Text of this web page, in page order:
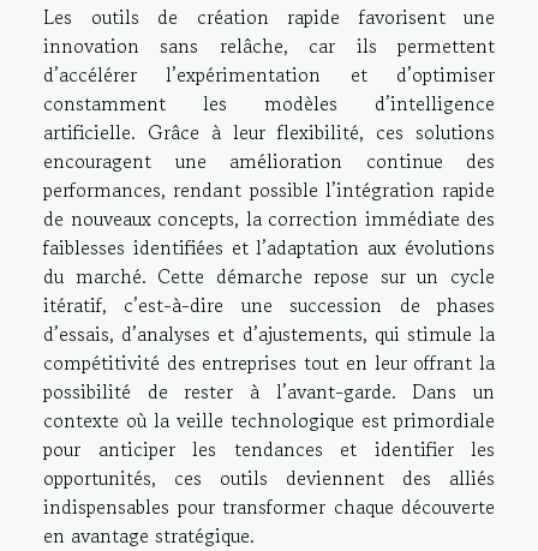
Les outils de création rapide favorisent une
innovation sans relâche, car ils permettent
d’accélérer l’expérimentation et d’optimiser
constamment les modèles d’intelligence
artificielle. Grâce à leur flexibilité, ces solutions
encouragent une amélioration continue des
performances, rendant possible l’intégration rapide
de nouveaux concepts, la correction immédiate des
faiblesses identifiées et l’adaptation aux évolutions
du marché. Cette démarche repose sur un cycle
itératif, c’est-à-dire une succession de phases
d’essais, d’analyses et d’ajustements, qui stimule la
compétitivité des entreprises tout en leur offrant la
possibilité de rester à l’avant-garde. Dans un
contexte où la veille technologique est primordiale
pour anticiper les tendances et identifier les
opportunités, ces outils deviennent des alliés
indispensables pour transformer chaque découverte
en avantage stratégique.